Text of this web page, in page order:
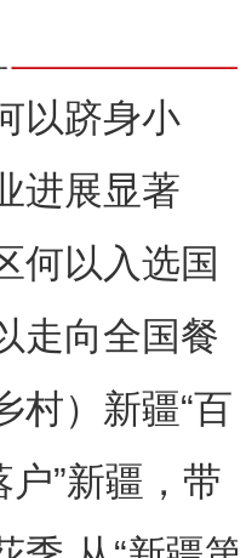
以跻身小
进展显著
何以入选国
街区名单？
走向全国餐
村）新疆“百
间赛事拉
户”新疆，带